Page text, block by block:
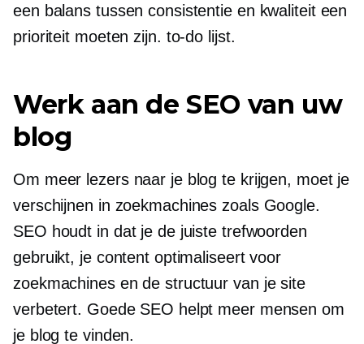
een balans tussen consistentie en kwaliteit een
prioriteit moeten zijn. to-do lijst.
Werk aan de SEO van uw
blog
Om meer lezers naar je blog te krijgen, moet je
verschijnen in zoekmachines zoals Google.
SEO houdt in dat je de juiste trefwoorden
gebruikt, je content optimaliseert voor
zoekmachines en de structuur van je site
verbetert. Goede SEO helpt meer mensen om
je blog te vinden.